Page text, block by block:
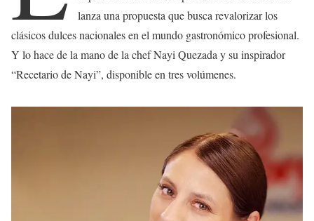
lanza una propuesta que busca revalorizar los
clásicos dulces nacionales en el mundo gastronómico profesional.
Y lo hace de la mano de la chef Nayi Quezada y su inspirador
“Recetario de Nayi”, disponible en tres volúmenes.